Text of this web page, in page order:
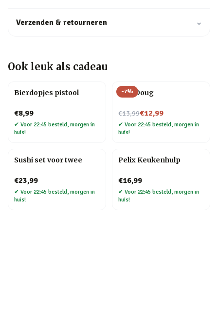
Verzenden & retourneren ⌄
Ook leuk als cadeau
Bierdopjes pistool
€8,99
✔ Voor 22:45 besteld, morgen in
huis!
-7%
Hug Doug
€13,99
Nu voor€12,99
✔ Voor 22:45 besteld, morgen in
huis!
Sushi set voor twee
€23,99
✔ Voor 22:45 besteld, morgen in
huis!
Pelix Keukenhulp
€16,99
✔ Voor 22:45 besteld, morgen in
huis!